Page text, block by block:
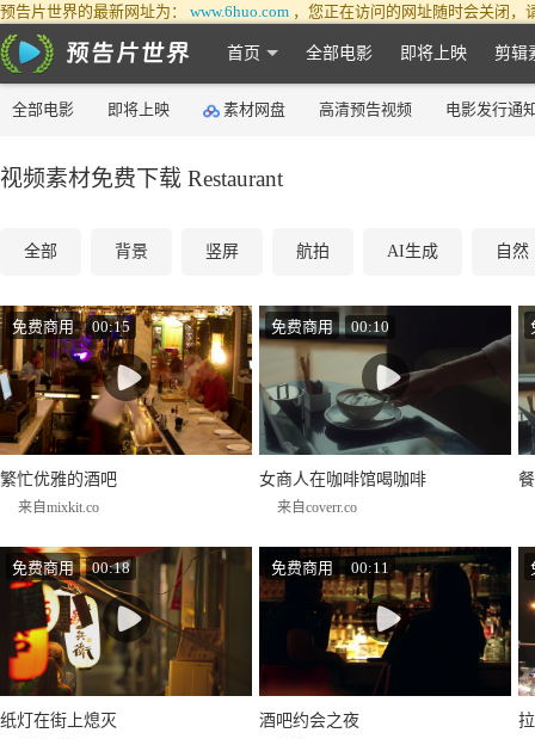
预告片世界的最新网址为： www.6huo.com ，您正在访问的网址随时会关闭，
首页 全部电影 即将上映 剪辑
全部电影 即将上映 素材网盘 高清预告视频 电影发行通
视频素材免费下载 Restaurant
全部 背景 竖屏 航拍 AI生成 自然
繁忙优雅的酒吧
来自mixkit.co
免费商用 00:15
女商人在咖啡馆喝咖啡
来自coverr.co
免费商用 00:10
纸灯在街上熄灭
免费商用 00:18
酒吧约会之夜
免费商用 00:11